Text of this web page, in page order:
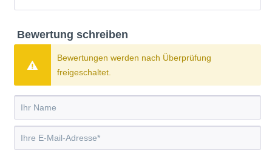
Bewertung schreiben
Bewertungen werden nach Überprüfung
freigeschaltet.